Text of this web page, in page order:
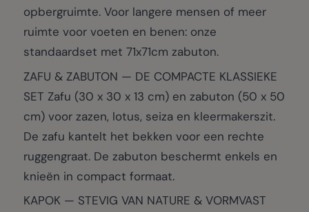
opbergruimte. Voor langere mensen of meer
ruimte voor voeten en benen: onze
standaardset met 71x71cm zabuton.
ZAFU & ZABUTON — DE COMPACTE KLASSIEKE
SET Zafu (30 x 30 x 13 cm) en zabuton (50 x 50
cm) voor zazen, lotus, seiza en kleermakerszit.
De zafu kantelt het bekken voor een rechte
ruggengraat. De zabuton beschermt enkels en
knieën in compact formaat.
KAPOK — STEVIG VAN NATURE & VORMVAST